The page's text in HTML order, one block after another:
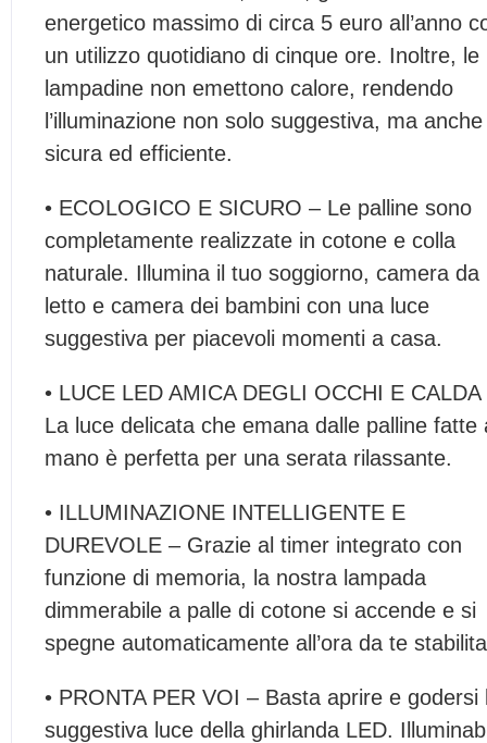
energetico massimo di circa 5 euro all’anno
un utilizzo quotidiano di cinque ore. Inoltre, le
lampadine non emettono calore, rendendo
l’illuminazione non solo suggestiva, ma anche
sicura ed efficiente.
• ECOLOGICO E SICURO – Le palline sono
completamente realizzate in cotone e colla
naturale. Illumina il tuo soggiorno, camera da
letto e camera dei bambini con una luce
suggestiva per piacevoli momenti a casa.
• LUCE LED AMICA DEGLI OCCHI E CALDA
La luce delicata che emana dalle palline fatte
mano è perfetta per una serata rilassante.
• ILLUMINAZIONE INTELLIGENTE E
DUREVOLE – Grazie al timer integrato con
funzione di memoria, la nostra lampada
dimmerabile a palle di cotone si accende e si
spegne automaticamente all’ora da te
• PRONTA PER VOI – Basta aprire e godersi
suggestiva luce della ghirlanda LED.